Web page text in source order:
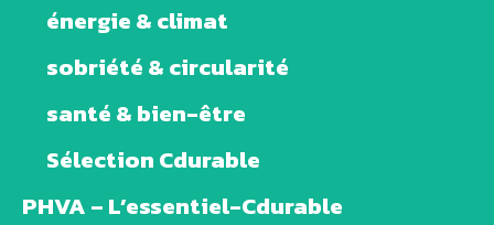
énergie & climat
sobriété & circularité
santé & bien-être
Sélection Cdurable
PHVA – L’essentiel-Cdurable